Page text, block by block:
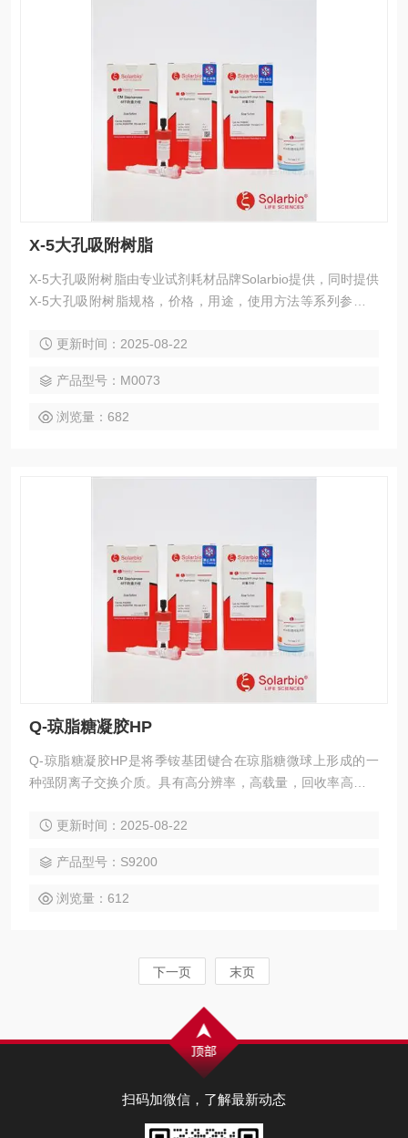
X-5大孔吸附树脂
X-5大孔吸附树脂由专业试剂耗材品牌Solarbio提供，同时提供
X-5大孔吸附树脂规格，价格，用途，使用方法等系列参数，
孔吸附树脂
更新时间：2025-08-22
产品型号：M0073
浏览量：682
Q-琼脂糖凝胶HP
Q-琼脂糖凝胶HP是将季铵基团键合在琼脂糖微球上形成的一
种强阴离子交换介质。具有高分辨率，高载量，回收率高和再
特性保证在洗脱过程中减少细胞衍生杂质的非特异性吸附。可
更新时间：2025-08-22
产品型号：S9200
浏览量：612
下一页 末页
扫码加微信，了解最新动态